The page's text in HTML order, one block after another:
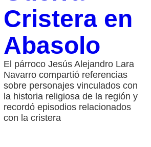
Cristera en
Abasolo
El párroco Jesús Alejandro Lara
Navarro compartió referencias
sobre personajes vinculados con
la historia religiosa de la región y
recordó episodios relacionados
con la cristera